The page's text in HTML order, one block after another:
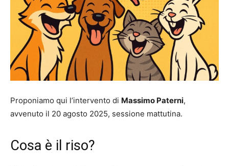
Proponiamo qui l’intervento di Massimo Paterni,
avvenuto il 20 agosto 2025, sessione mattutina.
Cosa è il riso?